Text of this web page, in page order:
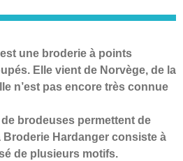
une broderie à points
Elle vient de Norvège, de la
n’est pas encore très connue
brodeuses permettent de
Broderie Hardanger consiste à
de plusieurs motifs.